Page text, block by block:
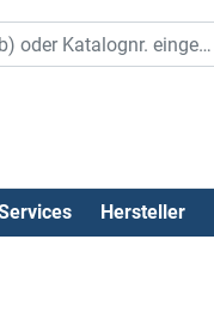
Hersteller